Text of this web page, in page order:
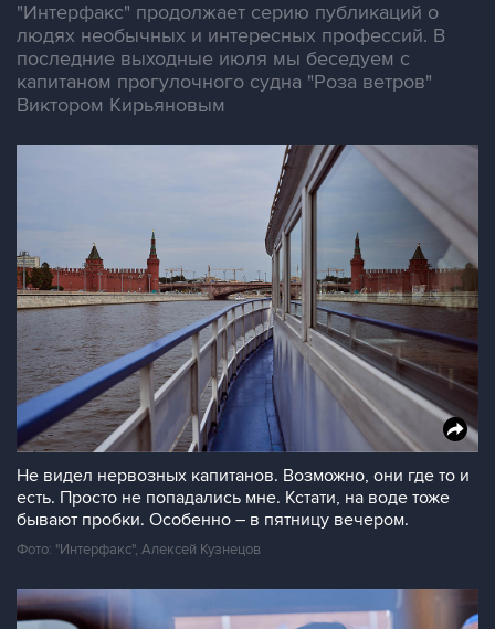
"Интерфакс" продолжает серию публикаций о
людях необычных и интересных профессий. В
последние выходные июля мы беседуем с
капитаном прогулочного судна "Роза ветров"
Виктором Кирьяновым
Не видел нервозных капитанов. Возможно, они где то и
есть. Просто не попадались мне. Кстати, на воде тоже
бывают пробки. Особенно – в пятницу вечером.
Фото: "Интерфакс", Алексей Кузнецов